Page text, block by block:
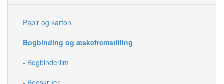
Papir og karton
Bogbinding og æskefremstilling
- Bogbinderlim
- Bogskruer